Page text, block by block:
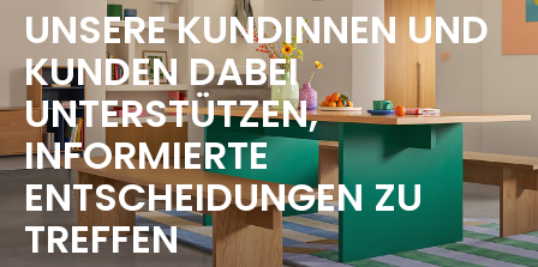
UNSERE KUNDINNEN UND
KUNDEN DABEI
UNTERSTÜTZEN,
INFORMIERTE
ENTSCHEIDUNGEN ZU
TREFFEN